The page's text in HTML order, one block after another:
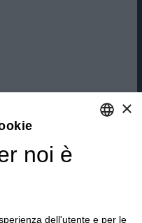
×
noi è
dell'utente e per le